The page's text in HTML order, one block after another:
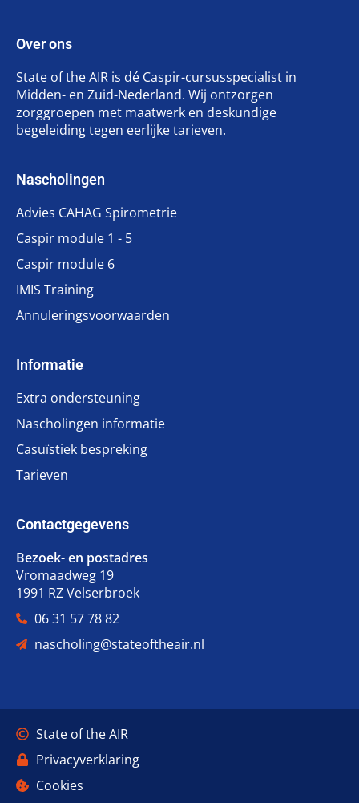
Over ons
State of the AIR is dé Caspir-cursusspecialist in
Midden- en Zuid-Nederland. Wij ontzorgen
zorggroepen met maatwerk en deskundige
begeleiding tegen eerlijke tarieven.
Nascholingen
Advies CAHAG Spirometrie
Caspir module 1 - 5
Caspir module 6
IMIS Training
Annuleringsvoorwaarden
Informatie
Extra ondersteuning
Nascholingen informatie
Casuïstiek bespreking
Tarieven
Contactgegevens
Bezoek- en postadres
Vromaadweg 19
1991 RZ Velserbroek
06 31 57 78 82
nascholing@stateoftheair.nl
State of the AIR
Privacyverklaring
Cookies